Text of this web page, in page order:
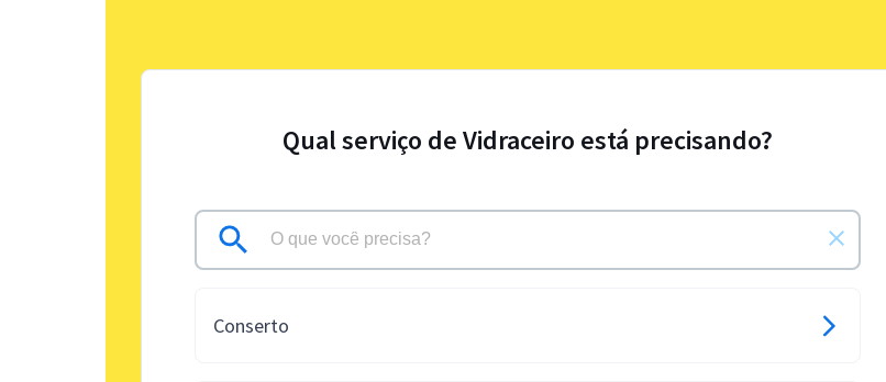
Qual serviço de Vidraceiro está precisando?
Conserto